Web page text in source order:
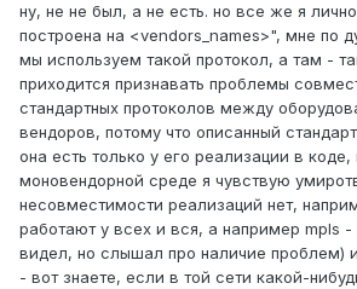
ну, не не был, а не есть. но все же я
построена на <vendors_names>", мне по
мы используем такой протокол, а там -
приходится признавать проблемы
стандартных протоколов между
вендоров, потому что описанный
она есть только у его реализации в коде,
моновендорной среде я чувствую
несовместимости реализаций нет,
работают у всех и вся, а например mpls
видел, но слышал про наличие проблем)
- вот знаете, если в той сети какой-